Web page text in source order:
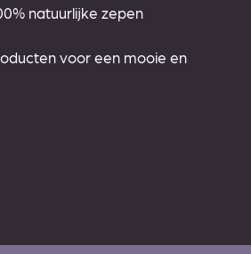
natuurlijke zepen
voor een mooie en